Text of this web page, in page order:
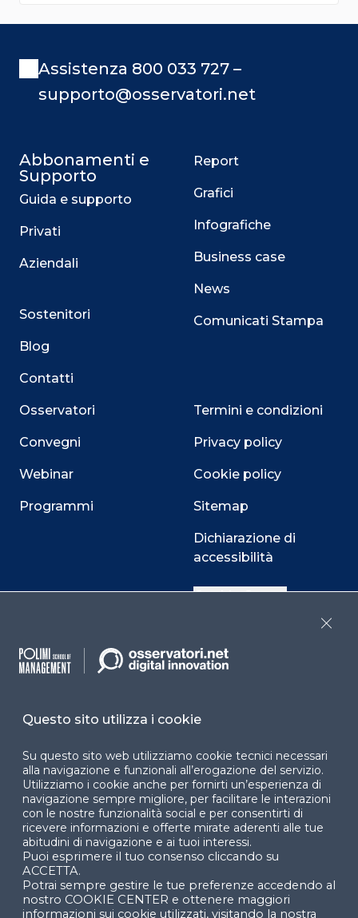
Assistenza 800 033 727 –
supporto@osservatori.net
Abbonamenti e
Supporto
Guida e supporto
Privati
Aziendali
Sostenitori
Blog
Contatti
Osservatori
Convegni
Webinar
Programmi
Report
Grafici
Infografiche
Business case
News
Comunicati Stampa
Termini e condizioni
Privacy policy
Cookie policy
Sitemap
Dichiarazione di
accessibilità
Cookie Center
Facebook LinkedIn
© 2024 Copyright © Politecnico di Milano Dipartimento
di Ingegneria Gestionale
Questo sito utilizza i cookie
Su questo sito web utilizziamo cookie tecnici necessari
alla navigazione e funzionali all’erogazione del servizio.
Utilizziamo i cookie anche per fornirti un’esperienza di
navigazione sempre migliore, per facilitare le interazioni
con le nostre funzionalità social e per consentirti di
ricevere informazioni e offerte mirate aderenti alle tue
abitudini di navigazione e ai tuoi interessi.
Puoi esprimere il tuo consenso cliccando su
ACCETTA.
Potrai sempre gestire le tue preferenze accedendo al
nostro COOKIE CENTER e ottenere maggiori
informazioni sui cookie utilizzati, visitando la nostra